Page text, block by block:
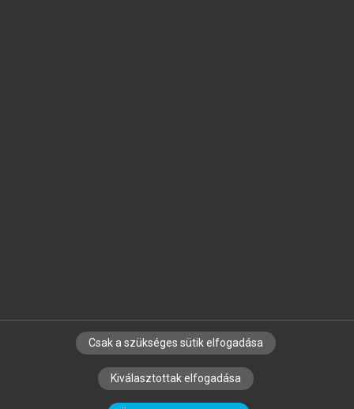
SZERZŐKNEK CÉGEKNEK KÖNYVTÁROSOKNAK
SZERKESZTÉSI ÉS LEKTORÁLÁSI ALAPELVEK
Csak a szükséges sütik elfogadása
Kiválasztottak elfogadása